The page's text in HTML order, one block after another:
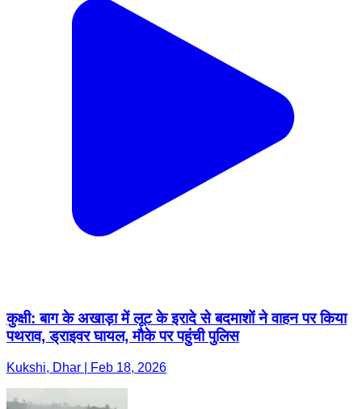
कुक्षी: बाग के अखाड़ा में लूट के इरादे से बदमाशों ने वाहन पर किया
पथराव, ड्राइवर घायल, मौके पर पहुंची पुलिस
Kukshi, Dhar | Feb 18, 2026